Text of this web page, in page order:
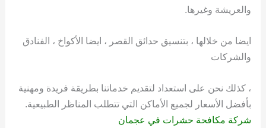
والعريشة وغيرها.
ايضا من خلالها ، بتنسيق حدائق القصر ، ايضا الأكواخ ، الفنادق
والشركات
، كذلك نحن على استعداد لتقديم خدماتنا بطريقة فريدة ومهنية
بأفضل الأسعار لجميع الأماكن التي تتطلب المناظر الطبيعية.
شركة مكافحة حشرات في عجمان